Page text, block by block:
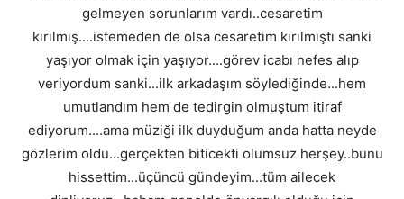
gelmeyen sorunlarım vardı..cesaretim
kırılmış....istemeden de olsa cesaretim kırılmıştı sanki
yaşıyor olmak için yaşıyor....görev icabı nefes alıp
veriyordum sanki...ilk arkadaşım söylediğinde...hem
umutlandım hem de tedirgin olmuştum itiraf
ediyorum....ama müziği ilk duyduğum anda hatta neyde
gözlerim oldu...gerçekten biticekti olumsuz herşey..bunu
hissettim...üçüncü gündeyim...tüm ailecek